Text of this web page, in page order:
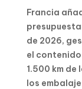
Francia
de 2026,
el
1.500 km
los